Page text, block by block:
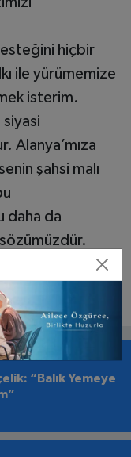
hiçbir
ile yürümemize
isterim.
Alanya’mıza
şahsi malı
daha da
dedi.
“Balık Yemeye